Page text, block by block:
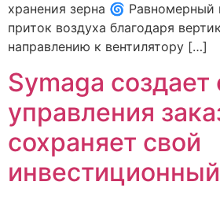
хранения зерна 🌀
приток воздуха благодаря
направлению к вентилятору […]
Symaga создает
управления
сохраняет свой